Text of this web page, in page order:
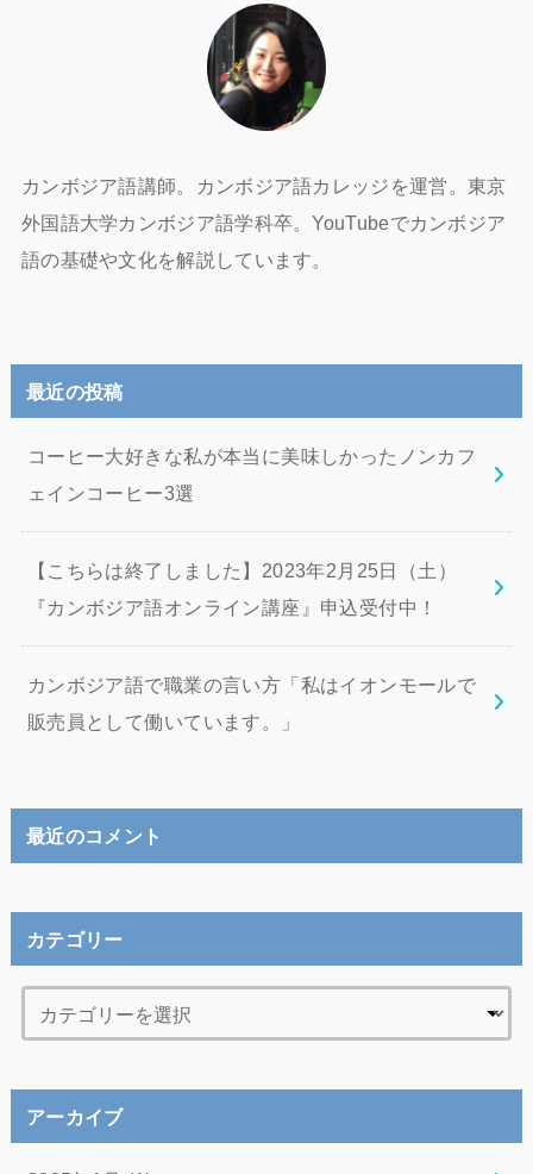
カンボジア語講師。カンボジア語カレッジを運営。東京
外国語大学カンボジア語学科卒。YouTubeでカンボジア
語の基礎や文化を解説しています。
最近の投稿
コーヒー大好きな私が本当に美味しかったノンカフ
ェインコーヒー3選
【こちらは終了しました】2023年2月25日（土）
『カンボジア語オンライン講座』申込受付中！
カンボジア語で職業の言い方「私はイオンモールで
販売員として働いています。」
最近のコメント
カテゴリー
アーカイブ